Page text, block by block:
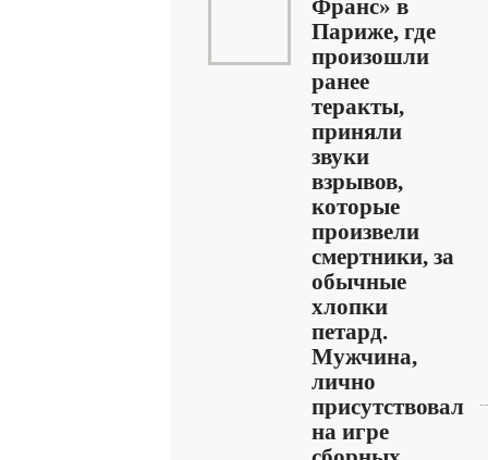
Франс» в
Париже, где
произошли
ранее
теракты,
приняли
звуки
взрывов,
которые
произвели
смертники, за
обычные
хлопки
петард.
Мужчина,
лично
присутствовал
на игре